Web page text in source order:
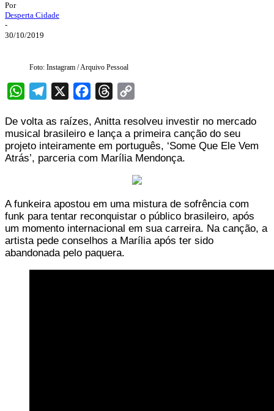
Por
Desperta Cidade
-
30/10/2019
Foto: Instagram / Arquivo Pessoal
WhatsAppTelegram
X FacebookThreads
De volta as raízes, Anitta resolveu investir no mercado
musical brasileiro e lança a primeira canção do seu
projeto inteiramente em português, ‘Some Que Ele Vem
Atrás’, parceria com Marília Mendonça.
A funkeira apostou em uma mistura de sofrência com
funk para tentar reconquistar o público brasileiro, após
um momento internacional em sua carreira. Na canção, a
artista pede conselhos a Marília após ter sido
abandonada pelo paquera.